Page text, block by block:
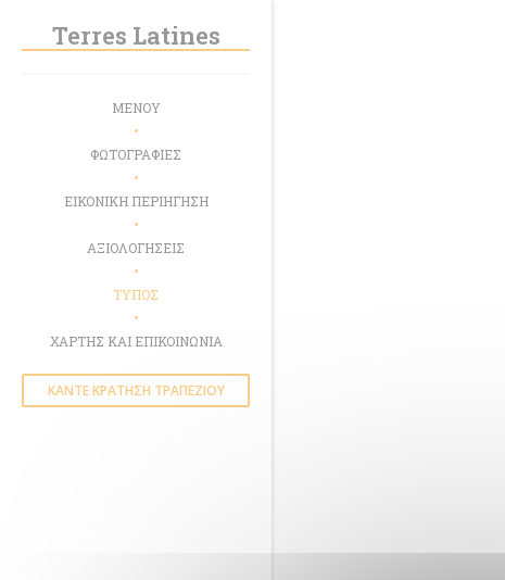
Terres Latines
ΜΕΝΟΎ
ΦΩΤΟΓΡΑΦΊΕΣ
ΕΙΚΟΝΙΚΉ ΠΕΡΙΉΓΗΣΗ
ΑΞΙΟΛΟΓΉΣΕΙΣ
ΤΎΠΟΣ
ΧΆΡΤΗΣ ΚΑΙ ΕΠΙΚΟΙΝΩΝΊΑ
ΚΆΝΤΕ ΚΡΆΤΗΣΗ ΤΡΑΠΕΖΙΟΎ